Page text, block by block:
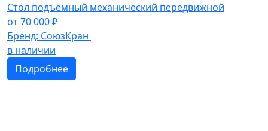
Стол подъёмный механический передвижной
от70 000₽
Бренд: СоюзКран
в наличии
Подробнее